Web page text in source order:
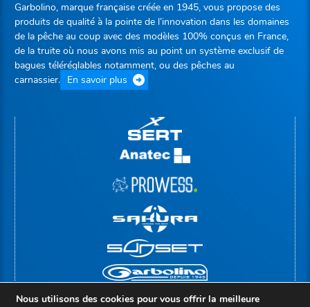
Garbolino, marque française créée en 1945, vous propose des
produits de qualité à la pointe de l’innovation dans les domaines
de la pêche au coup avec des modèles 100% conçus en France,
de la truite où nous avons mis au point un système exclusif de
bagues téléréglables notamment, ou des pêches au
carnassier. En savoir plus
Nous utilisons des cookies pour vous offrir la meilleure